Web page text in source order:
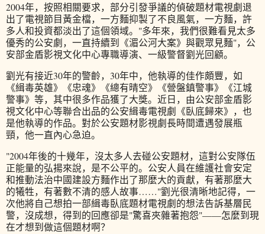
2004年，按照相關要求，部分引發爭議的偵破題材電視劇退
出了電視節目黃金檔，一方麵抑製了不良風氣，一方麵，許
多人和投資都淡出了這個領域。 "多年來，我們很難看見太多
優秀的公安劇，一直持續到《湄公河大案》與觀眾見麵"，公
安部金盾影視文化中心專職導演、一級警督劉光回顧。
劉光有接近30年的警齡， 30年中，他執導的佳作頗豐，如
《緝毒英雄》《忠魂》《總有晴空》《營盤鎮警事》《江城
警事》等，其中很多作品獲了大獎。近日，由公安部金盾影
視文化中心等聯合出品的公安緝毒電視劇《臥底歸來》，也
是他執導的作品。對於公安題材影視劇長時間遭遇發展瓶
頸，他一直內心急迫。
"2004年後的十幾年，沒太多人去碰公安題材，這對公安隊伍
正能量的弘揚來說，是不公平的。公安人員在維護社會安定
和推動法治中國建設方麵作出了那麼大的貢獻，有著那麼大
的犧牲，有著數不清的感人故事……"劉光很清晰地記得，一
次他將自己想拍一部緝毒臥底題材電視劇的想法告訴基層民
警，沒成想，得到的回應卻是"驚喜夾雜著抱怨"——怎麼到現
在才想到做這個題材啊？